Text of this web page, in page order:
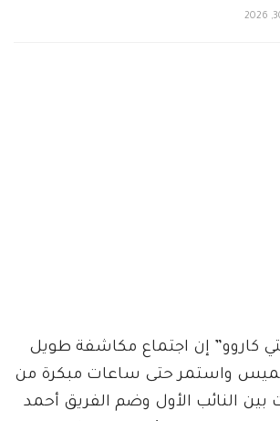
كاروو” إن اجتماع مكاشفة طويل
واستمر حتى ساعات مبكرة من
بين النائب الأول وضم الفريق أحمد